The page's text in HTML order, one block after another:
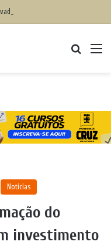
Notícias
do
investimento